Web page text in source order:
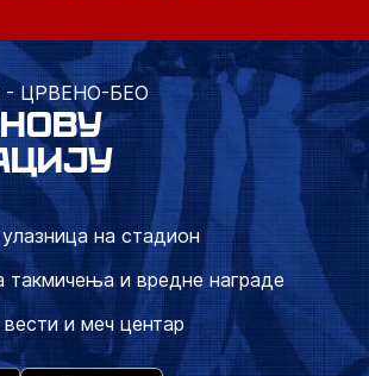
ЦРВЕНО-БЕО
на стадион
и вредне награде
вести и меч центар